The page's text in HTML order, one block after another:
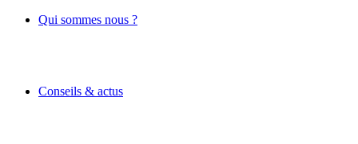
Qui sommes nous ?
Conseils & actus